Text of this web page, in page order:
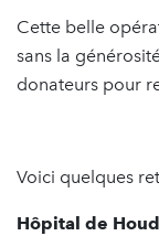
Cette belle
sans la
donateurs pour
Voici quelques
Hôpital de